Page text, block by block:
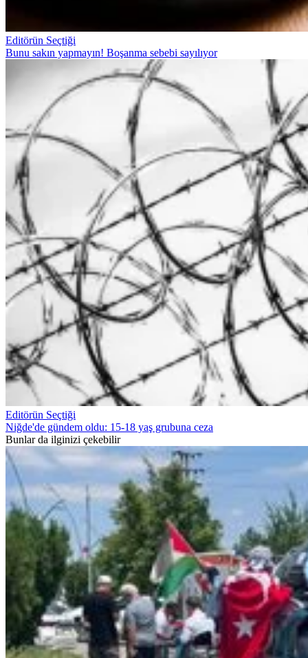
Editörün Seçtiği
Bunu sakın yapmayın! Boşanma sebebi sayılıyor
Editörün Seçtiği
Niğde'de gündem oldu: 15-18 yaş grubuna ceza
Bunlar da ilginizi çekebilir